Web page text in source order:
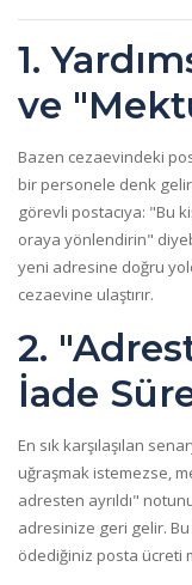
1.
ve
Bazen cezaevindeki
bir personele denk
görevli postacıya: "Bu
oraya yönlendirin"
yeni adresine doğru
cezaevine ulaştırır.
2.
İade
En sık karşılaşılan
uğraşmak istemezse,
adresten ayrıldı"
adresinize geri gelir.
ödediğiniz posta ücreti